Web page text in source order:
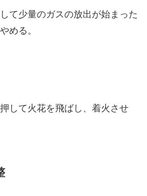
て少量のガスの放出が始まった
める。
して火花を飛ばし、着火させ